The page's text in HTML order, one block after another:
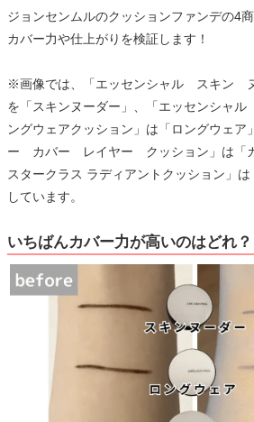
ジョンセンムルのクッションファンデの4
カバー力や仕上がりを検証します！
※画像では、「エッセンシャル スキン
を「スキンヌーダー」、「エッセンシ
ングウェアクッション」は「ロングウェ
ー カバー レイヤー クッション」は「
スタークラス ラディアントクッション」
しています。
いちばんカバー力が高いのはどれ？